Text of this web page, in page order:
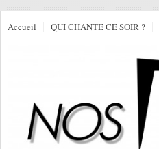
Accueil QUI CHANTE CE SOIR ?